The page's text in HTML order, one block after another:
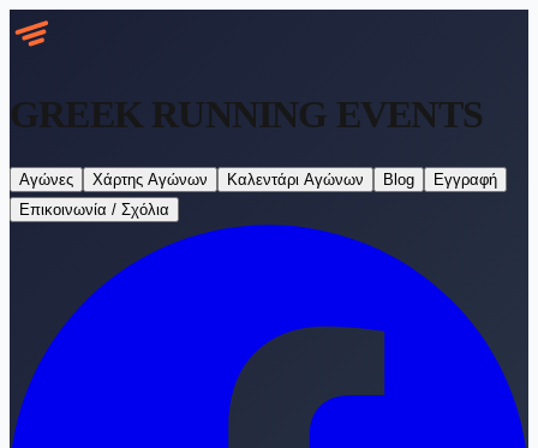
GREEK RUNNING EVENTS
Αγώνες Χάρτης Αγώνων Καλεντάρι Αγώνων Blog
Εγγραφή
Επικοινωνία / Σχόλια